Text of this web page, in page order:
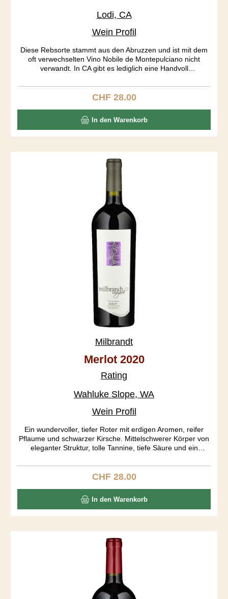
Lodi, CA
Wein Profil
Diese Rebsorte stammt aus den Abruzzen und ist mit dem
oft verwechselten Vino Nobile de Montepulciano nicht
verwandt. In CA gibt es lediglich eine Handvoll
soviel Farbe und Tannine ab, dass bereits nach 7 Tagen
gepresst wird. Der Wein ist wunderbar ausgewogen, dies
Säuren halten sich in Schach. Kaffee, Cola, Toast, Pflaumen
bilden ein spannendes Aromenrad, das sich im Abgang
ständig dreht.
Regulärer Preis:
CHF 28.00
In den Warenkorb
Milbrandt
Merlot 2020
Rating
Wahluke Slope, WA
Wein Profil
Ein wundervoller, tiefer Roter mit erdigen Aromen, reifer
Pflaume und schwarzer Kirsche. Mittelschwerer Körper von
eleganter Struktur, tolle Tannine, tiefe Säure und ein
seidiger Abgang.
Regulärer Preis:
CHF 28.00
In den Warenkorb